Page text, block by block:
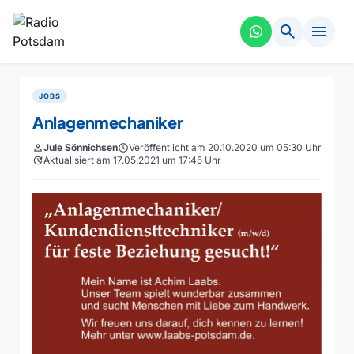
search menu
JOBS
Anlagenmechaniker
personJule SönnichsenscheduleVeröffentlicht am 20.10.2020 um 05:30 Uhr
updateAktualisiert am 17.05.2021 um 17:45 Uhr